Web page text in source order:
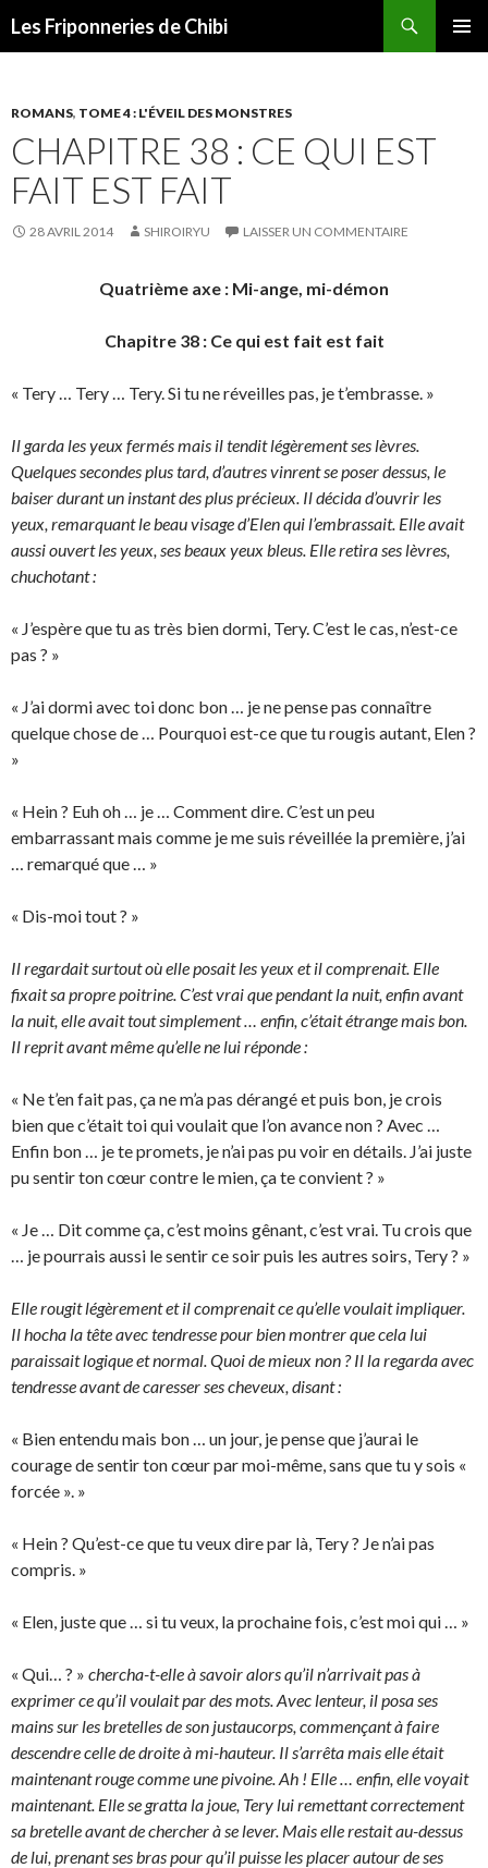
Les Friponneries de Chibi
ROMANS, TOME 4 : L'ÉVEIL DES MONSTRES
CHAPITRE 38 : CE QUI EST
FAIT EST FAIT
28 AVRIL 2014 SHIROIRYU LAISSER UN COMMENTAIRE
Quatrième axe : Mi-ange, mi-démon
Chapitre 38 : Ce qui est fait est fait
« Tery … Tery … Tery. Si tu ne réveilles pas, je t’embrasse. »
Il garda les yeux fermés mais il tendit légèrement ses lèvres.
Quelques secondes plus tard, d’autres vinrent se poser dessus, le
baiser durant un instant des plus précieux. Il décida d’ouvrir les
yeux, remarquant le beau visage d’Elen qui l’embrassait. Elle avait
aussi ouvert les yeux, ses beaux yeux bleus. Elle retira ses lèvres,
chuchotant :
« J’espère que tu as très bien dormi, Tery. C’est le cas, n’est-ce
pas ? »
« J’ai dormi avec toi donc bon … je ne pense pas connaître
quelque chose de … Pourquoi est-ce que tu rougis autant, Elen ?
»
« Hein ? Euh oh … je … Comment dire. C’est un peu
embarrassant mais comme je me suis réveillée la première, j’ai
… remarqué que … »
« Dis-moi tout ? »
Il regardait surtout où elle posait les yeux et il comprenait. Elle
fixait sa propre poitrine. C’est vrai que pendant la nuit, enfin avant
la nuit, elle avait tout simplement … enfin, c’était étrange mais bon.
Il reprit avant même qu’elle ne lui réponde :
« Ne t’en fait pas, ça ne m’a pas dérangé et puis bon, je crois
bien que c’était toi qui voulait que l’on avance non ? Avec …
Enfin bon … je te promets, je n’ai pas pu voir en détails. J’ai juste
pu sentir ton cœur contre le mien, ça te convient ? »
« Je … Dit comme ça, c’est moins gênant, c’est vrai. Tu crois que
… je pourrais aussi le sentir ce soir puis les autres soirs, Tery ? »
Elle rougit légèrement et il comprenait ce qu’elle voulait impliquer.
Il hocha la tête avec tendresse pour bien montrer que cela lui
paraissait logique et normal. Quoi de mieux non ? Il la regarda avec
tendresse avant de caresser ses cheveux, disant :
« Bien entendu mais bon … un jour, je pense que j’aurai le
courage de sentir ton cœur par moi-même, sans que tu y sois «
forcée ». »
« Hein ? Qu’est-ce que tu veux dire par là, Tery ? Je n’ai pas
compris. »
« Elen, juste que … si tu veux, la prochaine fois, c’est moi qui … »
« Qui… ? » chercha-t-elle à savoir alors qu’il n’arrivait pas à
exprimer ce qu’il voulait par des mots. Avec lenteur, il posa ses
mains sur les bretelles de son justaucorps, commençant à faire
descendre celle de droite à mi-hauteur. Il s’arrêta mais elle était
maintenant rouge comme une pivoine. Ah ! Elle … enfin, elle voyait
maintenant. Elle se gratta la joue, Tery lui remettant correctement
sa bretelle avant de chercher à se lever. Mais elle restait au-dessus
de lui, prenant ses bras pour qu’il puisse les placer autour de ses